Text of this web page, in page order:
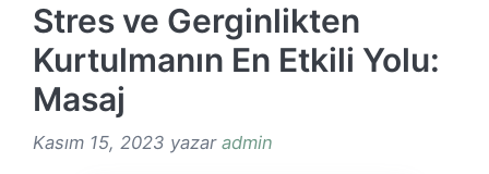
Stres ve Gerginlikten
Kurtulmanın En Etkili Yolu:
Masaj
Kasım 15, 2023 yazar admin